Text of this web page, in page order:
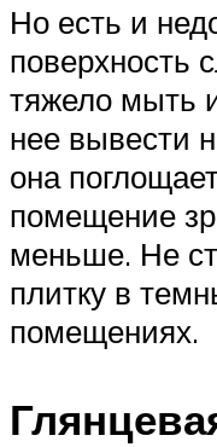
Но есть и
поверхность
тяжело мыть
нее вывести
она
помещение
меньше. Не
плитку в
помещениях.